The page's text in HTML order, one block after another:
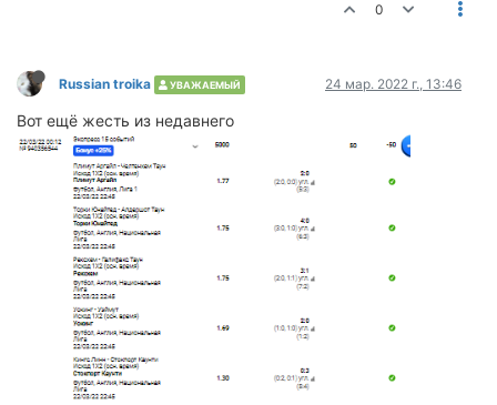
0
Russian troika УВАЖАЕМЫЙ 24 мар. 2022 г., 13:46
Вот ещё жесть из недавнего